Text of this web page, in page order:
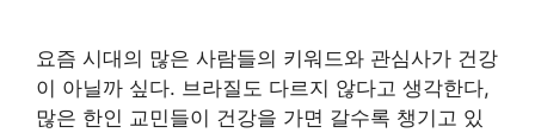
요즘 시대의 많은 사람들의 키워드와 관심사가 건강
이 아닐까 싶다. 브라질도 다르지 않다고 생각한다,
많은 한인 교민들이 건강을 가면 갈수록 챙기고 있